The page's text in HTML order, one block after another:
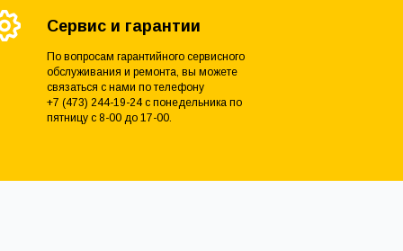
Сервис и гарантии
По вопросам гарантийного сервисного
обслуживания и ремонта, вы можете
связаться с нами по телефону
+7 (473) 244-19-24 с понедельника по
пятницу с 8-00 до 17-00.